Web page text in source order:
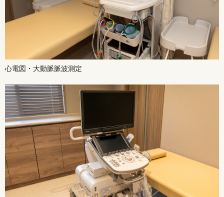
心電図・大動脈脈波測定